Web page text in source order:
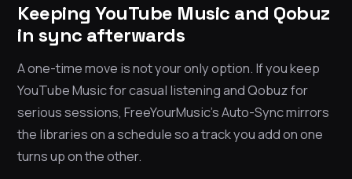
Keeping YouTube Music and Qobuz
in sync afterwards
A one-time move is not your only option. If you keep
YouTube Music for casual listening and Qobuz for
serious sessions, FreeYourMusic’s Auto-Sync mirrors
the libraries on a schedule so a track you add on one
turns up on the other.